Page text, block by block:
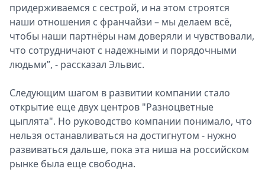
придерживаемся с сестрой, и на этом строятся
наши отношения с франчайзи – мы делаем всё,
чтобы наши партнёры нам доверяли и чувствовали,
что сотрудничают с надежными и порядочными
людьми”, - рассказал Эльвис.
Следующим шагом в развитии компании стало
открытие еще двух центров "Разноцветные
цыплята". Но руководство компании понимало, что
нельзя останавливаться на достигнутом - нужно
развиваться дальше, пока эта ниша на российском
рынке была еще свободна.